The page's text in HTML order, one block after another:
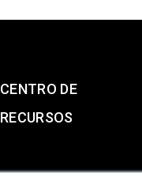
CENTRO DE
RECURSOS